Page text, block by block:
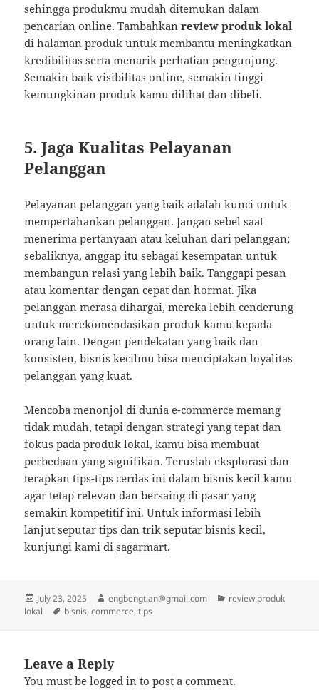
sehingga produkmu mudah ditemukan dalam
pencarian online. Tambahkanreview produk lokal
di halaman produk untuk membantu meningkatkan
kredibilitas serta menarik perhatian pengunjung.
Semakin baik visibilitas online, semakin tinggi
kemungkinan produk kamu dilihat dan dibeli.
5. Jaga Kualitas Pelayanan
Pelanggan
Pelayanan pelanggan yang baik adalah kunci untuk
mempertahankan pelanggan. Jangan sebel saat
menerima pertanyaan atau keluhan dari pelanggan;
sebaliknya, anggap itu sebagai kesempatan untuk
membangun relasi yang lebih baik. Tanggapi pesan
atau komentar dengan cepat dan hormat. Jika
pelanggan merasa dihargai, mereka lebih cenderung
untuk merekomendasikan produk kamu kepada
orang lain. Dengan pendekatan yang baik dan
konsisten, bisnis kecilmu bisa menciptakan loyalitas
pelanggan yang kuat.
Mencoba menonjol di dunia e-commerce memang
tidak mudah, tetapi dengan strategi yang tepat dan
fokus pada produk lokal, kamu bisa membuat
perbedaan yang signifikan. Teruslah eksplorasi dan
terapkan tips-tips cerdas ini dalam bisnis kecil kamu
agar tetap relevan dan bersaing di pasar yang
semakin kompetitif ini. Untuk informasi lebih
lanjut seputar tips dan trik seputar bisnis kecil,
kunjungi kami disagarmart.
Posted
on
July 23, 2025 Author
engbengtian@gmail.com Categories
review produk
lokal
Tags
bisnis,commerce,tips
Leave a Reply
You must belogged in to post a comment.